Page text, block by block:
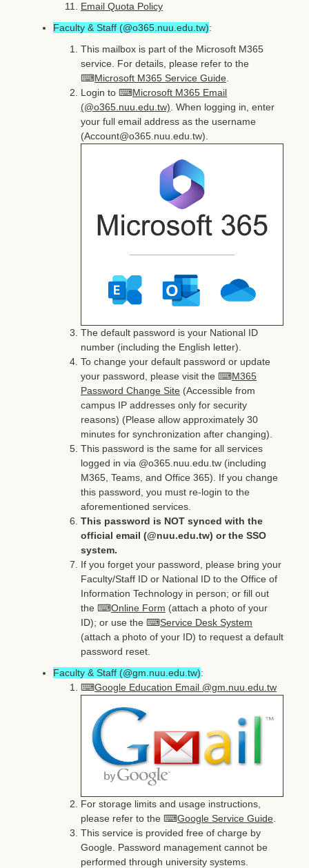
Email Quota Policy
Faculty & Staff (@o365.nuu.edu.tw):
This mailbox is part of the Microsoft M365
service. For details, please refer to the
⌨Microsoft M365 Service Guide.
Login to ⌨Microsoft M365 Email
(@o365.nuu.edu.tw). When logging in, enter
your full email address as the username
(Account@o365.nuu.edu.tw).
The default password is your National ID
number (including the English letter).
To change your default password or update
your password, please visit the ⌨M365
Password Change Site (Accessible from
campus IP addresses only for security
reasons) (Please allow approximately 30
minutes for synchronization after changing).
This password is the same for all services
logged in via @o365.nuu.edu.tw (including
M365, Teams, and Office 365). If you change
this password, you must re-login to the
aforementioned services.
This password is NOT synced with the
official email (@nuu.edu.tw) or the SSO
system.
If you forget your password, please bring your
Faculty/Staff ID or National ID to the Office of
Information Technology in person; or fill out
the ⌨Online Form (attach a photo of your
ID); or use the ⌨Service Desk System
(attach a photo of your ID) to request a default
password reset.
Faculty & Staff (@gm.nuu.edu.tw):
⌨Google Education Email @gm.nuu.edu.tw
For storage limits and usage instructions,
please refer to the ⌨Google Service Guide
This service is provided free of charge by
Google. Password management cannot be
performed through university systems.